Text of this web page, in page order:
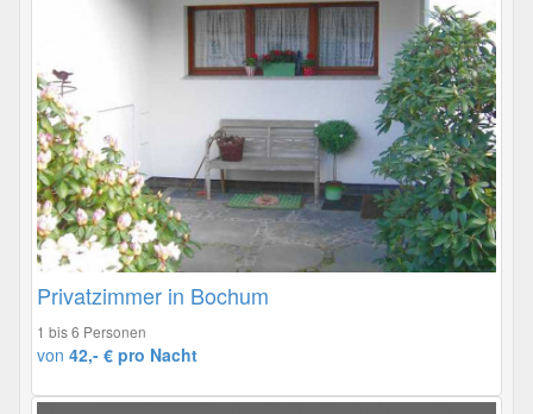
Privatzimmer in Bochum
1 bis 6 Personen
von 42,- € pro Nacht